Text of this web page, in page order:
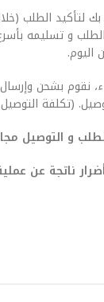
بك لتأكيد الطلب
و تسليمه
نقوم بشحن
(تكلفة
التوصيل مجانية
ناتجة عن